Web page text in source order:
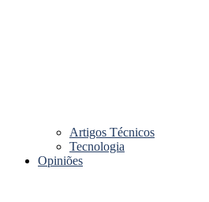
Artigos Técnicos
Tecnologia
Opiniões